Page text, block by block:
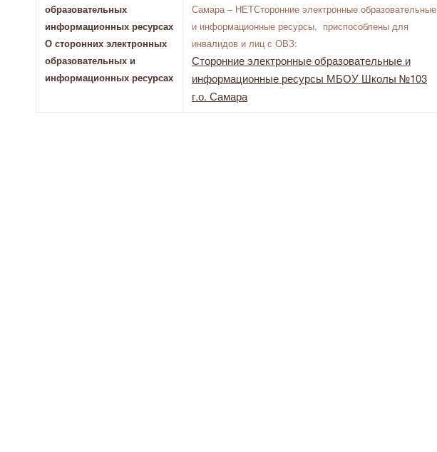
образовательных
информационных ресурсах
О сторонних электронных
образовательных и
информационных ресурсах
Самара – НЕТСторонние электронные образовательные
и информационные ресурсы, приспособлены для
инвалидов и лиц с ОВЗ:
Сторонние электронные образовательные и
информационные ресурсы МБОУ Школы №103
г.о. Самара